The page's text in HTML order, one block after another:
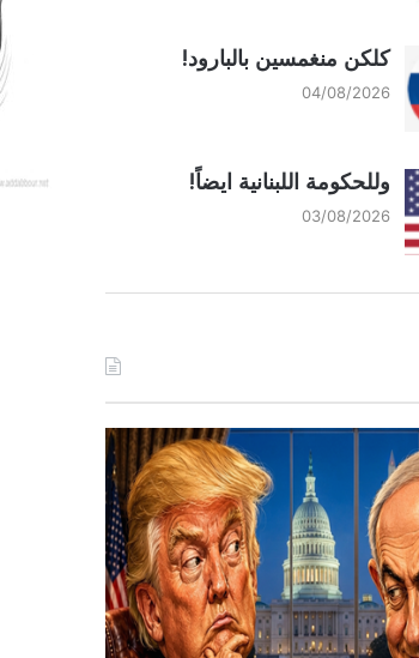
كلكن منغمسين بالبارود!
04/08/2026
وللحكومة اللبنانية ايضاً!
03/08/2026